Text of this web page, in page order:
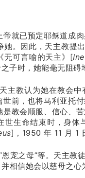
就已预定耶稣道成
她。因此，天主教提
无可言喻的天主》[
子时，她能毫无阻碍
教认为她在教会中
前，也将马利亚托
教会顺服、信心、
生命结束时，身体
]，1950 年 11 月 1
宠之母”等。天主教
相信她会以慈母之心